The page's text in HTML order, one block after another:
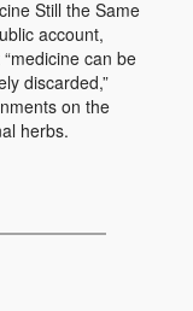
Still the Same
account,
can be
discarded,”
on the
herbs.